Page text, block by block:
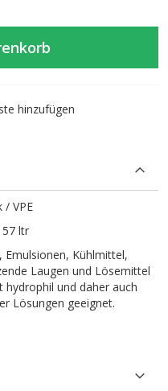
hinzufügen
/ VPE
ltr
Emulsionen, Kühlmittel,
Laugen und Lösemittel
hydrophil und daher auch
Lösungen geeignet.